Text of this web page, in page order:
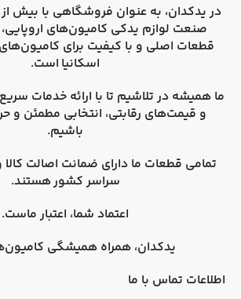
در یدکدان
صنعت لوازم یدکی کامیون‌های
قطعات اصلی و با کیفیت برای کامیون‌های
اسکانیا است.
ما همیشه در تلاشیم تا با ارائه خدمات
و قیمت‌های رقابتی، انتخابی مطمئن و
باشیم.
تمامی قطعات ما دارای ضمانت اصالت کالا
سراسر کشورهستند.
اعتماد شما، اعتبار ماست.
یدکدان، همراه همیشگی
اطلاعات تماس با ما